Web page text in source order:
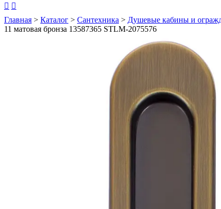
 
Главная > Каталог > Сантехника > Душевые кабины и
11 матовая бронза 13587365 STLM-2075576